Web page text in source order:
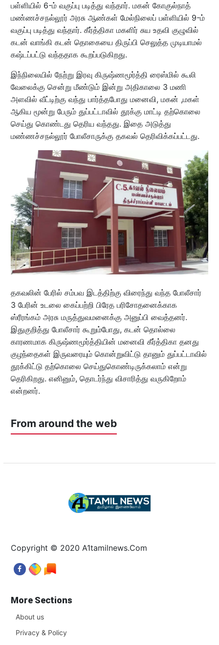
பள்ளியில் 6-ம் வகுப்பு படித்து வந்தார். மகன் கோகுல்நாத்
மண்ணச்சநல்லூர் அரசு ஆண்கள் மேல்நிலைப் பள்ளியில் 9-ம்
வகுப்பு படித்து வந்தார். கீர்த்திகா மகளிர் சுய உதவி குழுவில்
கடன் வாங்கி கடன் தொகையை திருப்பி செலுத்த முடியாமல்
கஷ்டப்பட்டு வந்ததாக கூறப்படுகிறது.
இந்நிலையில் நேற்று இரவு கிருஷ்ணமூர்த்தி ரைஸ்மில் கூலி
வேலைக்கு சென்று மீண்டும் இன்று அதிகாலை 3 மணி
அளவில் வீட்டிற்கு வந்து பார்த்தபோது மனைவி, மகன் ,மகள்
ஆகிய மூன்று பேரும் துப்பட்டாவில் தூக்கு மாட்டி தற்கொலை
செய்து கொண்டது தெரிய வந்தது. இதை அடுத்து
மண்ணச்சநல்லூர் போலீசாருக்கு தகவல் தெரிவிக்கப்பட்டது.
தகவலின் பேரில் சம்பவ இடத்திற்கு விரைந்து வந்த போலீசார்
3 பேரின் உடலை கைப்பற்றி பிரேத பரிசோதனைக்காக
ஸ்ரீரங்கம் அரசு மருத்துவமனைக்கு அனுப்பி வைத்தனர்.
இதுகுறித்து போலீசார் கூறும்போது, கடன் தொல்லை
காரணமாக கிருஷ்ணமூர்த்தியின் மனைவி கீர்த்திகா தனது
குழந்தைகள் இருவரையும் கொன்றுவிட்டு தானும் துப்பட்டாவில்
தூக்கிட்டு தற்கொலை செய்துகொண்டிருக்கலாம் என்று
தெரிகிறது. எனினும், தொடர்ந்து விசாரித்து வருகிறோம்
என்றனர்.
From around the web
Copyright © 2020 A1tamilnews.Com
More Sections
About us
Privacy & Policy